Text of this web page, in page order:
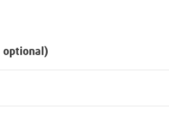
optional)wir dich fit für